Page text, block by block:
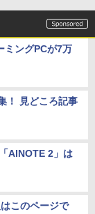
ミングPCが7万
！ 見どころ記事
AINOTE 2」は
このページで